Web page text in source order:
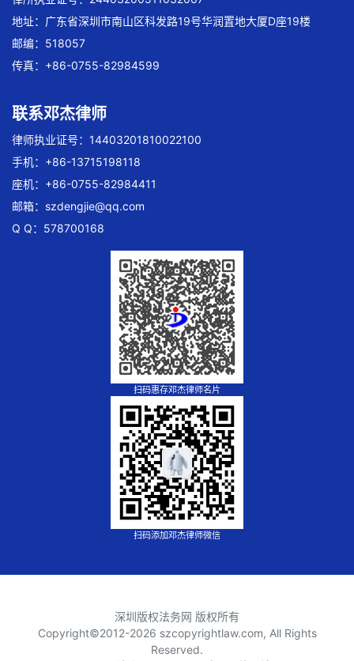
地址：广东省深圳市南山区科发路19号华润置地大厦D座19楼
邮编：518057
传真：+86-0755-82984599
联系邓杰律师
律师执业证号：14403201810022100
手机：+86-13715198118
座机：+86-0755-82984411
邮箱： szdengjie@qq.com
Q Q：578700168
扫码惠存邓杰律师名片
扫码添加邓杰律师微信
深圳版权法务网 版权所有
Copyright©2012-2026 szcopyrightlaw.com, All Rights
Reserved.